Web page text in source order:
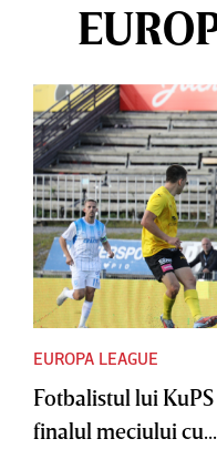
EUROPA LEAGUE
Fotbalistul lui
finalul meciului cu...